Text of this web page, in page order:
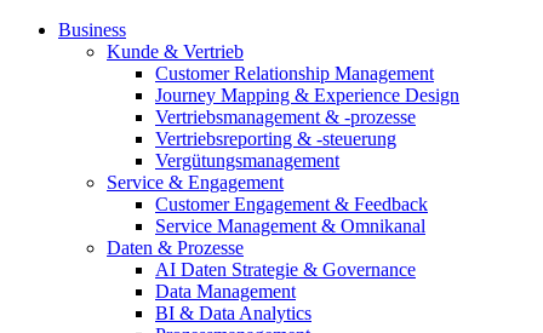
Business
Kunde & Vertrieb
Customer Relationship Management
Journey Mapping & Experience Design
Vertriebsmanagement & -prozesse
Vertriebsreporting & -steuerung
Vergütungsmanagement
Service & Engagement
Customer Engagement & Feedback
Service Management & Omnikanal
Daten & Prozesse
AI Daten Strategie & Governance
Data Management
BI & Data Analytics